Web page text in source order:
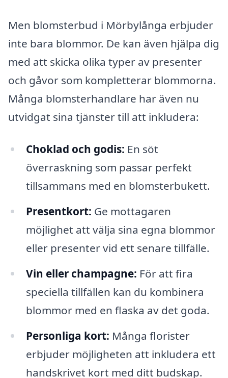
Men blomsterbud i Mörbylånga erbjuder
inte bara blommor. De kan även hjälpa dig
med att skicka olika typer av presenter
och gåvor som kompletterar blommorna.
Många blomsterhandlare har även nu
utvidgat sina tjänster till att inkludera:
Choklad och godis: En söt
överraskning som passar perfekt
tillsammans med en blomsterbukett.
Presentkort: Ge mottagaren
möjlighet att välja sina egna blommor
eller presenter vid ett senare tillfälle.
Vin eller champagne: För att fira
speciella tillfällen kan du kombinera
blommor med en flaska av det goda.
Personliga kort: Många florister
erbjuder möjligheten att inkludera ett
handskrivet kort med ditt budskap.